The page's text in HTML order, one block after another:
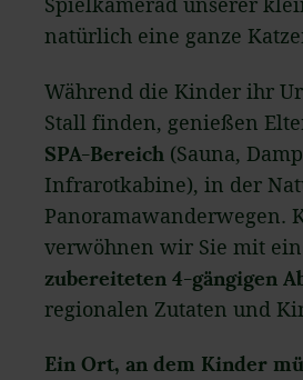
Spielkamerad unserer
natürlich eine ganze
Während die Kinder ihr
Stall finden, genießen
SPA-Bereich (Sauna,
Infrarotkabine), in der
Panoramawanderwegen.
verwöhnen wir Sie mit
zubereiteten 4-gängigen
regionalen Zutaten und
Ein Ort, an dem Kinder